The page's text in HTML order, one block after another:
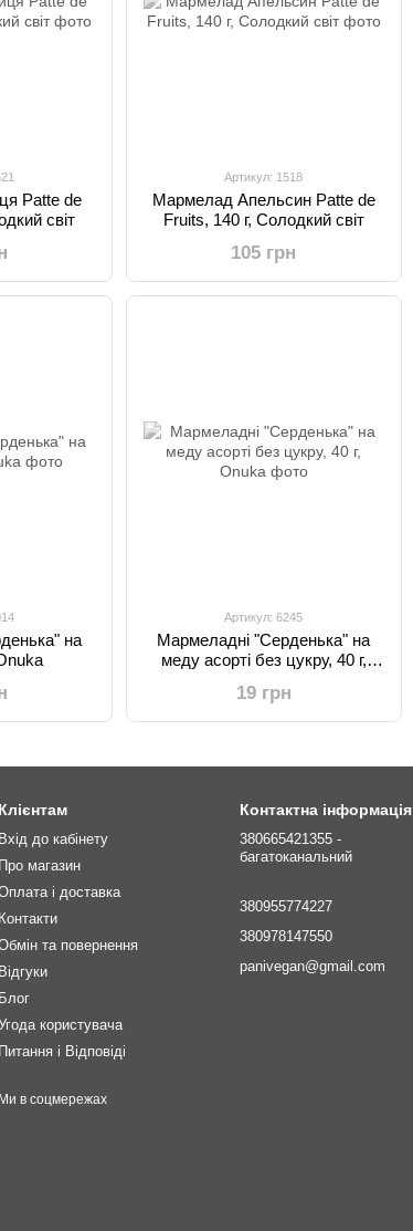
Patte de
світ
Артикул: 1518
Мармелад Апельсин Patte de
Fruits, 140 г, Солодкий світ
105 грн
на
Артикул: 6245
Мармеладні "Серденька" на
меду асорті без цукру, 40 г,
19 грн
Клієнтам
Вхід до кабінету
Про магазин
і доставка
Контакти
та повернення
Відгуки
Блог
користувача
Питання і Відповіді
Ми в соцмережах
Контактна інформація
380665421355 -
багатоканальний
380955774227
380978147550
panivegan@gmail.com